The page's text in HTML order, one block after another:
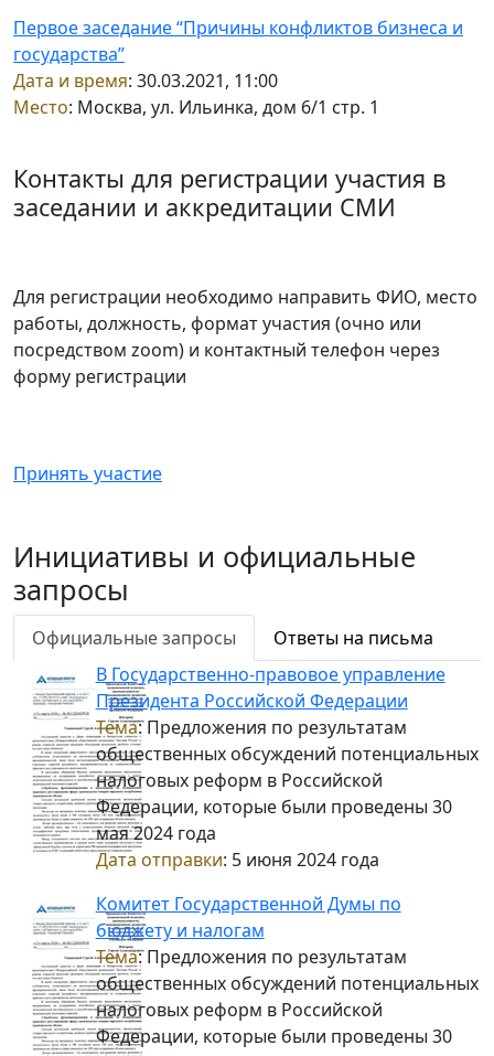
Первое заседание “Причины конфликтов бизнеса и
государства”
Дата и время: 30.03.2021, 11:00
Место: Москва, ул. Ильинка, дом 6/1 стр. 1
Контакты для регистрации участия в
заседании и аккредитации СМИ
Для регистрации необходимо направить ФИО, место
работы, должность, формат участия (очно или
посредством zoom) и контактный телефон через
форму регистрации
Принять участие
Инициативы и официальные
запросы
Официальные запросы
Ответы на письма
В Государственно-правовое управление
Президента Российской Федерации
Тема: Предложения по результатам
общественных обсуждений потенциальных
налоговых реформ в Российской
Федерации, которые были проведены 30
мая 2024 года
Дата отправки: 5 июня 2024 года
Комитет Государственной Думы по
бюджету и налогам
Тема: Предложения по результатам
общественных обсуждений потенциальных
налоговых реформ в Российской
Федерации, которые были проведены 30